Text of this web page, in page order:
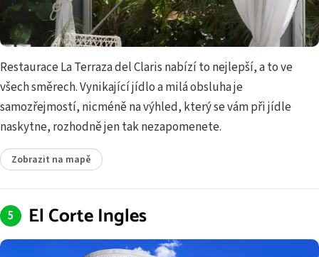
Restaurace La Terraza del Claris nabízí to nejlepší, a to ve
všech směrech. Vynikající jídlo a milá obsluha je
samozřejmostí, nicméně na výhled, který se vám při jídle
naskytne, rozhodně jen tak nezapomenete.
Zobrazit na mapě
El Corte Ingles